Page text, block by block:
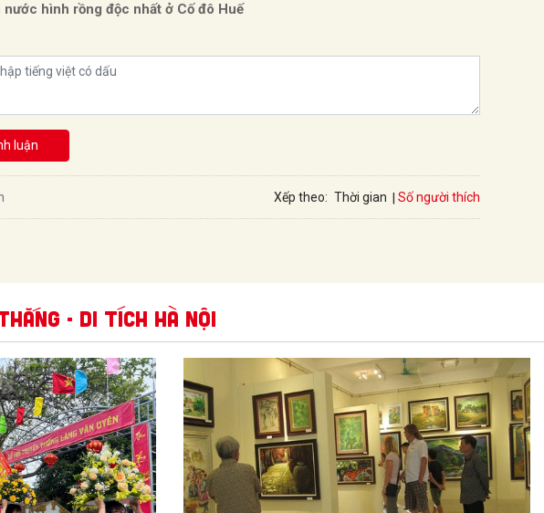
hình rồng độc nhất ở Cố đô Huế
luận
Xếp theo: Thời gian Số người thích
- Di tích Hà Nội